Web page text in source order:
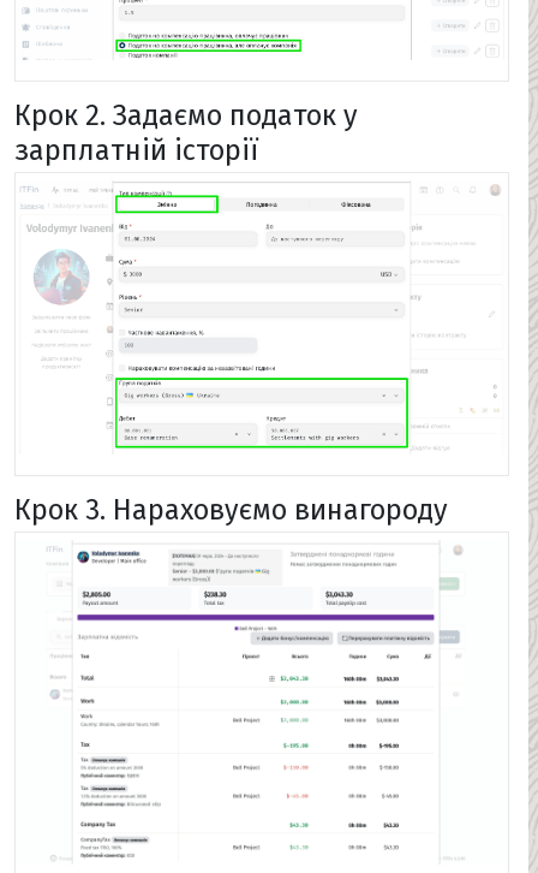
Крок 2. Задаємо податок у
зарплатній історії
Крок 3. Нараховуємо винагороду